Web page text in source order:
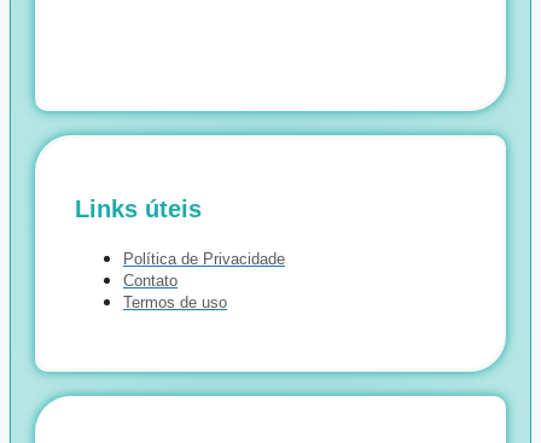
Links úteis
Política de Privacidade
Contato
Termos de uso